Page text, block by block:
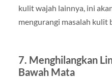
kulit wajah lainnya, ini
mengurangi masalah kulit
7. Menghilangkan
Bawah Mata